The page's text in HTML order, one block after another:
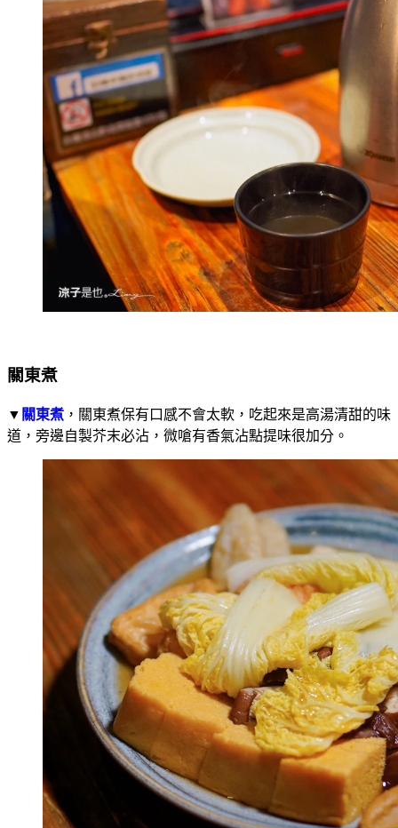
關東煮
▼ 關東煮 ，關東煮保有口感不會太軟，吃起來是高湯清甜的味
道，旁邊自製芥末必沾，微嗆有香氣沾點提味很加分。